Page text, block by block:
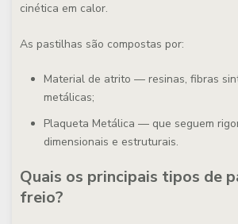
cinética em calor.
As pastilhas são compostas por:
Material de atrito — resinas, fibras
metálicas;
Plaqueta Metálica — que seguem
dimensionais e estruturais.
Quais os principais tipos de
freio?